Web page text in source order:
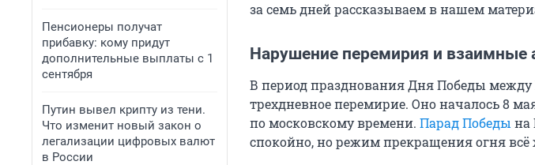
Пенсионеры получат
прибавку: кому придут
дополнительные выплаты с 1
сентября
Путин вывел крипту из тени.
Что изменит новый закон о
легализации цифровых валют
в России
за семь дней рассказываем в нашем
Нарушение перемирия и взаимные
В период празднования Дня Победы между
трехдневное перемирие. Оно началось 8
по московскому времени. Парад Победы на
спокойно, но режим прекращения огня всё